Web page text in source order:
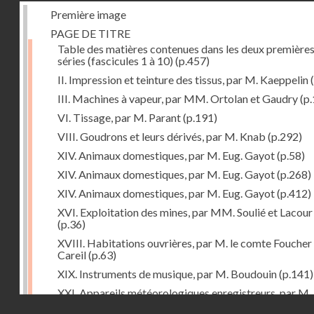
Première image
PAGE DE TITRE
Table des matières contenues dans les deux premières
séries (fascicules 1 à 10) (p.457)
II. Impression et teinture des tissus, par M. Kaeppelin
III. Machines à vapeur, par MM. Ortolan et Gaudry
VI. Tissage, par M. Parant(p.191)
VIII. Goudrons et leurs dérivés, par M. Knab (p.292)
XIV. Animaux domestiques, par M. Eug. Gayot(p.58)
XIV. Animaux domestiques, par M. Eug. Gayot(p.268)
XIV. Animaux domestiques, par M. Eug. Gayot(p.412)
XVI. Exploitation des mines, par MM. Soulié et Lacour
(p.36)
XVIII. Habitations ouvrières, par M. le comte Foucher
Careil(p.63)
XIX. Instruments de musique, par M. Boudouin(p.141)
XXI. Appareils météorologiques enregistreurs, par M.